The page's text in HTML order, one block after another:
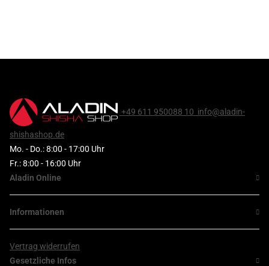
+49 611 950088 10 info@aladin-
shishashop.de
Mo. - Do.: 8:00 - 17:00 Uhr
Fr.: 8:00 - 16:00 Uhr
Aladin Online
Informationen
Vertrag widerrufen
Gesetzliche Infos